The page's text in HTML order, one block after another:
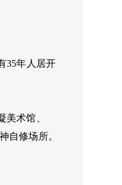
35年人居开
术馆、
自修场所。